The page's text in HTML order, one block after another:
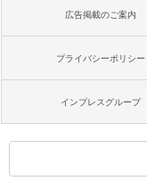
広告掲載のご案内
プライバシーポリシー
インプレスグループ